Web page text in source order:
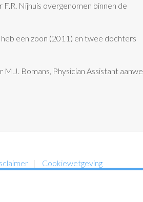
Nijhuis overgenomen binnen de
heb een zoon (2011) en twee dochters
Bomans, Physician Assistant
Cookiewetgeving